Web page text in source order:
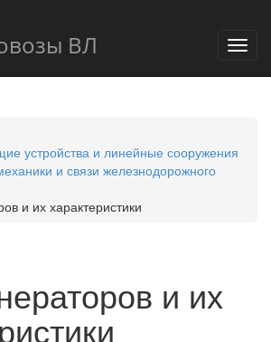
ВЛ
устройства и линейные сооружения
и связи железнодорожного
и их характеристики
и их